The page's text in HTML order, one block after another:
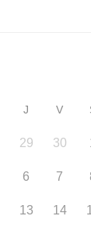
J V
29 30
6 7
13 14